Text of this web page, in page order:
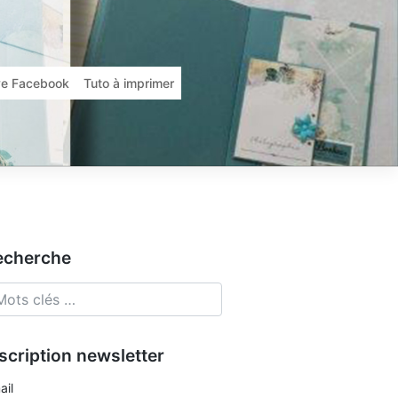
Facebook Tuto à imprimer
newsletter